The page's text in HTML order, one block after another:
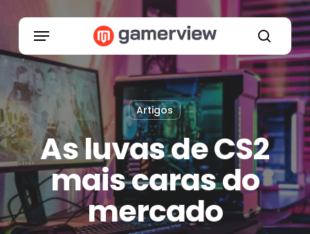
content
search
Menu
Artigos
As luvas de CS2
mais caras do
mercado